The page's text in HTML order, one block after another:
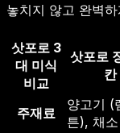
놓치지 않고 완벽
삿포로 3
대 미식
비교
삿포로
칸
주재료
양고기 (
튼), 채소